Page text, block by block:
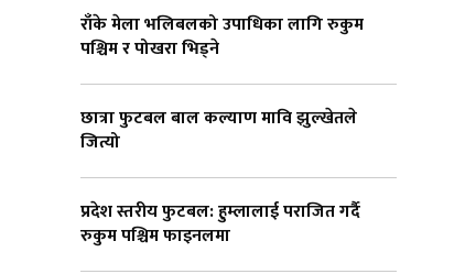
राँके मेला भलिबलको उपाधिका लागि रुकुम
पश्चिम र पोखरा भिड्ने
छात्रा फुटबल बाल कल्याण मावि झुल्खेतले
जित्यो
प्रदेश स्तरीय फुटबल: हुम्लालाई पराजित गर्दै
रुकुम पश्चिम फाइनलमा